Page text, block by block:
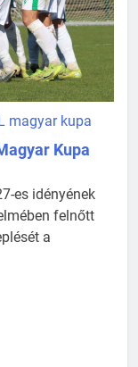
magyar kupa
Kupa
es idényének
felnőtt
a